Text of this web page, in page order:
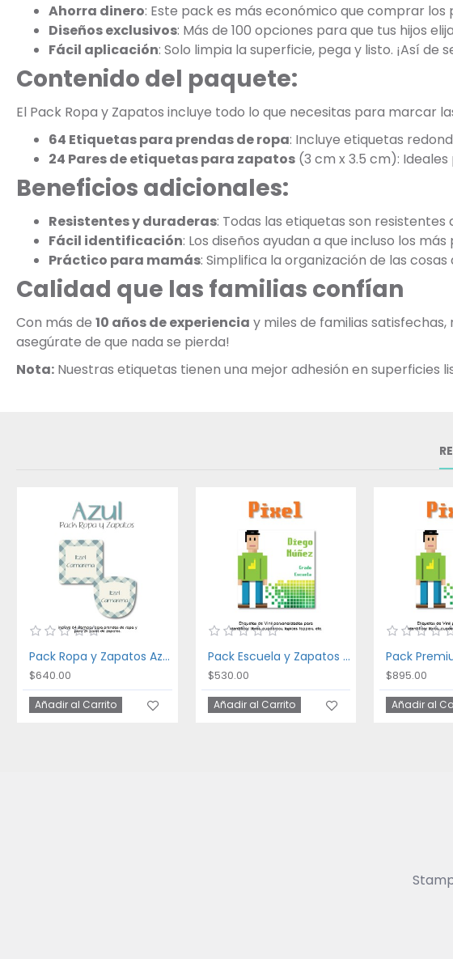
Ahorra dinero: Este pack es más económico que comprar
Diseños exclusivos: Más de 100 opciones para que tus hijos
Fácil aplicación: Solo limpia la superficie, pega y listo. ¡Así de
Contenido del paquete:
El Pack Ropa y Zapatos incluye todo lo que necesitas para marcar
64 Etiquetas para prendas de ropa: Incluye etiquetas
24 Pares de etiquetas para zapatos (3 cm x 3.5 cm):
Beneficios adicionales:
Resistentes y duraderas: Todas las etiquetas son resistentes
Fácil identificación: Los diseños ayudan a que incluso los
Práctico para mamás: Simplifica la organización de las
Calidad que las familias confían
Con más de 10 años de experiencia y miles de familias
asegúrate de que nada se pierda!
Nota: Nuestras etiquetas tienen una mejor adhesión en superficies
Pack Ropa y Zapatos Azul
$640.00
Añadir al Carrito
Pack Escuela y Zapatos Pixel
$530.00
Añadir al Carrito
$895.00
Añadir al